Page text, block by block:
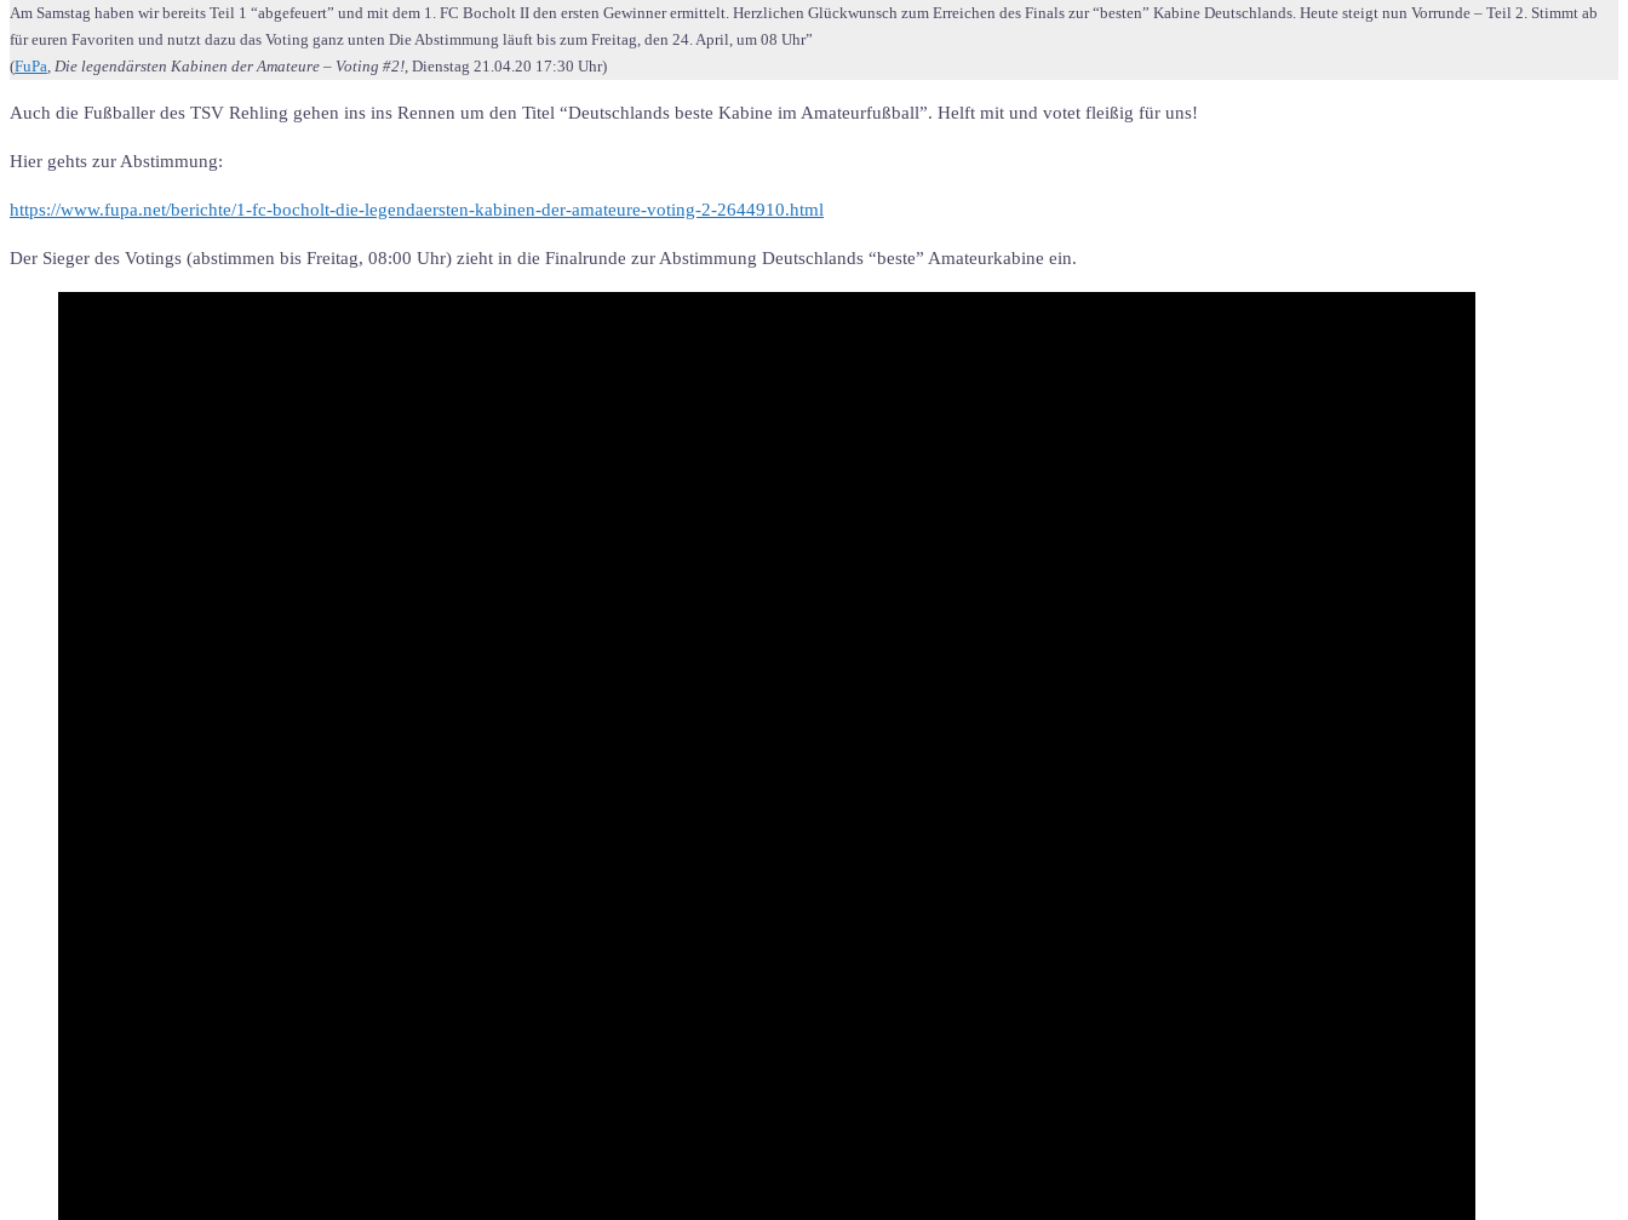
Am Samstag haben wir bereits Teil 1 “abgefeuert” und mit dem 1. FC Bocholt II den ersten Gewinner ermittelt. Herzlichen Glückwunsch zum Erreichen des Finals zur “besten” Kabine Deutschlands. Heute steigt nun Vorrunde – Teil 2. Stimmt ab
für euren Favoriten und nutzt dazu das Voting ganz unten Die Abstimmung läuft bis zum Freitag, den 24. April, um 08 Uhr”
(FuPa, Die legendärsten Kabinen der Amateure – Voting #2!, Dienstag 21.04.20 17:30 Uhr)
Auch die Fußballer des TSV Rehling gehen ins ins Rennen um den Titel “Deutschlands beste Kabine im Amateurfußball”. Helft mit und votet fleißig für uns!
Hier gehts zur Abstimmung:
https://www.fupa.net/berichte/1-fc-bocholt-die-legendaersten-kabinen-der-amateure-voting-2-2644910.html
Der Sieger des Votings (abstimmen bis Freitag, 08:00 Uhr) zieht in die Finalrunde zur Abstimmung Deutschlands “beste” Amateurkabine ein.